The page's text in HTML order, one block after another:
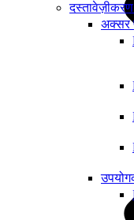
दस्तावेज़ीकरण
अक्सर